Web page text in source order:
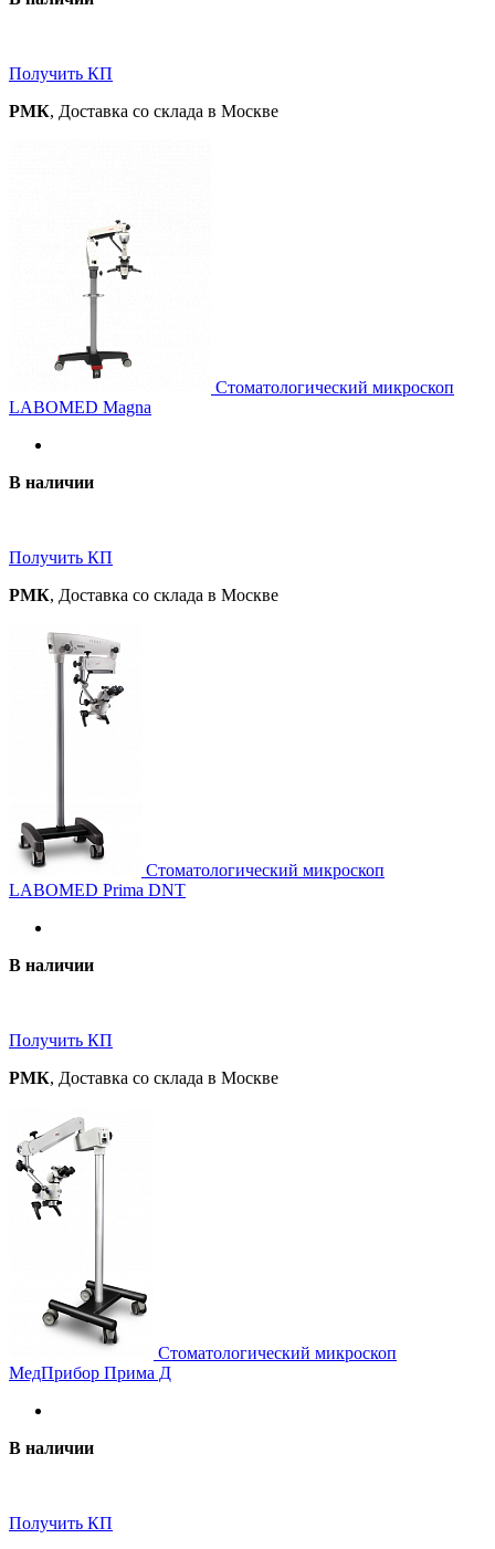
Получить КП
РМК, Доставка со склада в Москве
Стоматологический микроскоп
LABOMED Magna
В наличии
Получить КП
РМК, Доставка со склада в Москве
Стоматологический микроскоп
LABOMED Prima DNT
В наличии
Получить КП
РМК, Доставка со склада в Москве
Стоматологический микроскоп
МедПрибор Прима Д
В наличии
Получить КП